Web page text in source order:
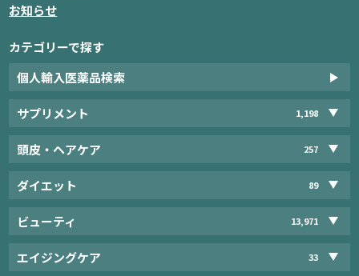
お知らせ
カテゴリーで探す
個人輸入医薬品検索
サプリメント 1,198
頭皮・ヘアケア 257
ダイエット 89
ビューティ 13,971
エイジングケア 33